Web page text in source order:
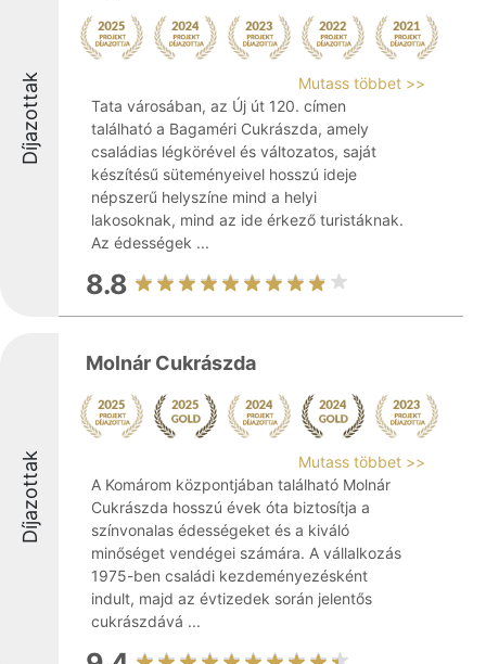
Díjazottak
Mutass többet >>
Tata városában, az Új út 120. címen
található a Bagaméri Cukrászda, amely
családias légkörével és változatos, saját
készítésű süteményeivel hosszú ideje
népszerű helyszíne mind a helyi
lakosoknak, mind az ide érkező turistáknak.
Az édességek ...
8.8
Díjazottak
Molnár Cukrászda
Mutass többet >>
A Komárom központjában található Molnár
Cukrászda hosszú évek óta biztosítja a
színvonalas édességeket és a kiváló
minőséget vendégei számára. A vállalkozás
1975-ben családi kezdeményezésként
indult, majd az évtizedek során jelentős
cukrászdává ...